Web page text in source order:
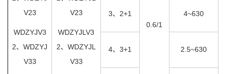
V23
WDZYJV3
2、WDZYJ
V33
V23
WDZYJLV3
2、WDZYJL
V33
0.6/1
3、2+1 4~630
4、3+1 2.5~630